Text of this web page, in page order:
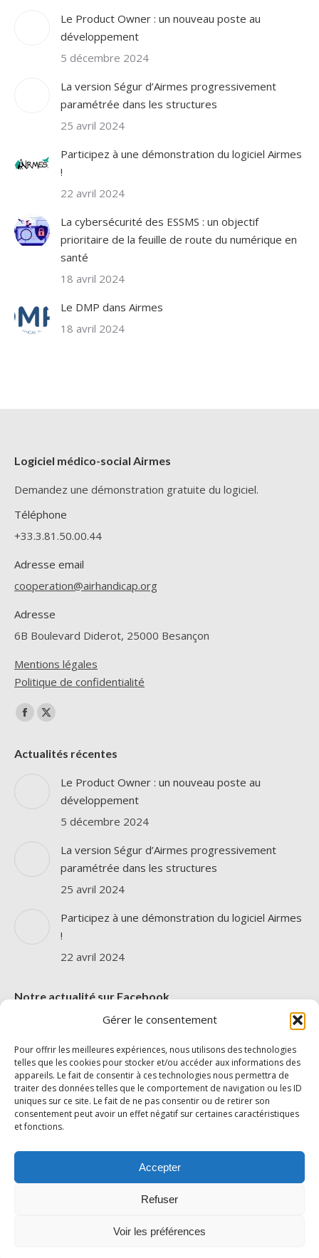
Gérer le consentement
Pour offrir les meilleures expériences, nous utilisons des technologies
telles que les cookies pour stocker et/ou accéder aux informations des
appareils. Le fait de consentir à ces technologies nous permettra de
traiter des données telles que le comportement de navigation ou les ID
uniques sur ce site. Le fait de ne pas consentir ou de retirer son
consentement peut avoir un effet négatif sur certaines caractéristiques
et fonctions.
Accepter
Refuser
Voir les préférences
Le Product Owner : un nouveau poste au
développement
5 décembre 2024
La version Ségur d’Airmes progressivement
paramétrée dans les structures
25 avril 2024
Participez à une démonstration du logiciel Airmes
!
22 avril 2024
La cybersécurité des ESSMS : un objectif
prioritaire de la feuille de route du numérique en
santé
18 avril 2024
Le DMP dans Airmes
18 avril 2024
Logiciel médico-social Airmes
Demandez une démonstration gratuite du logiciel.
Téléphone
+33.3.81.50.00.44
Adresse email
cooperation@airhandicap.org
Adresse
6B Boulevard Diderot, 25000 Besançon
Mentions légales
Politique de confidentialité
Trouvez nous sur :
La
Facebook
s'ouvre
une
fenêtre
La
X
s'ouvre
dans
fenêtre
Actualités récentes
Le Product Owner : un nouveau poste au
développement
5 décembre 2024
La version Ségur d’Airmes progressivement
paramétrée dans les structures
25 avril 2024
Participez à une démonstration du logiciel Airmes
!
22 avril 2024
Notre actualité sur Facebook
AIRMES
Cliquez pour accepter les cookies